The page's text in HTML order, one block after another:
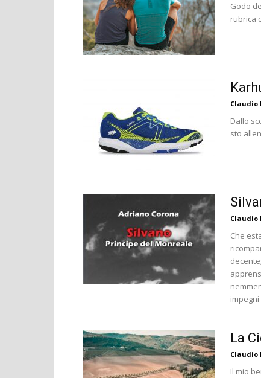
Godo
rubrica
Claudio
Dallo
sto
Claudio
Che
La
Claudio
Il mio